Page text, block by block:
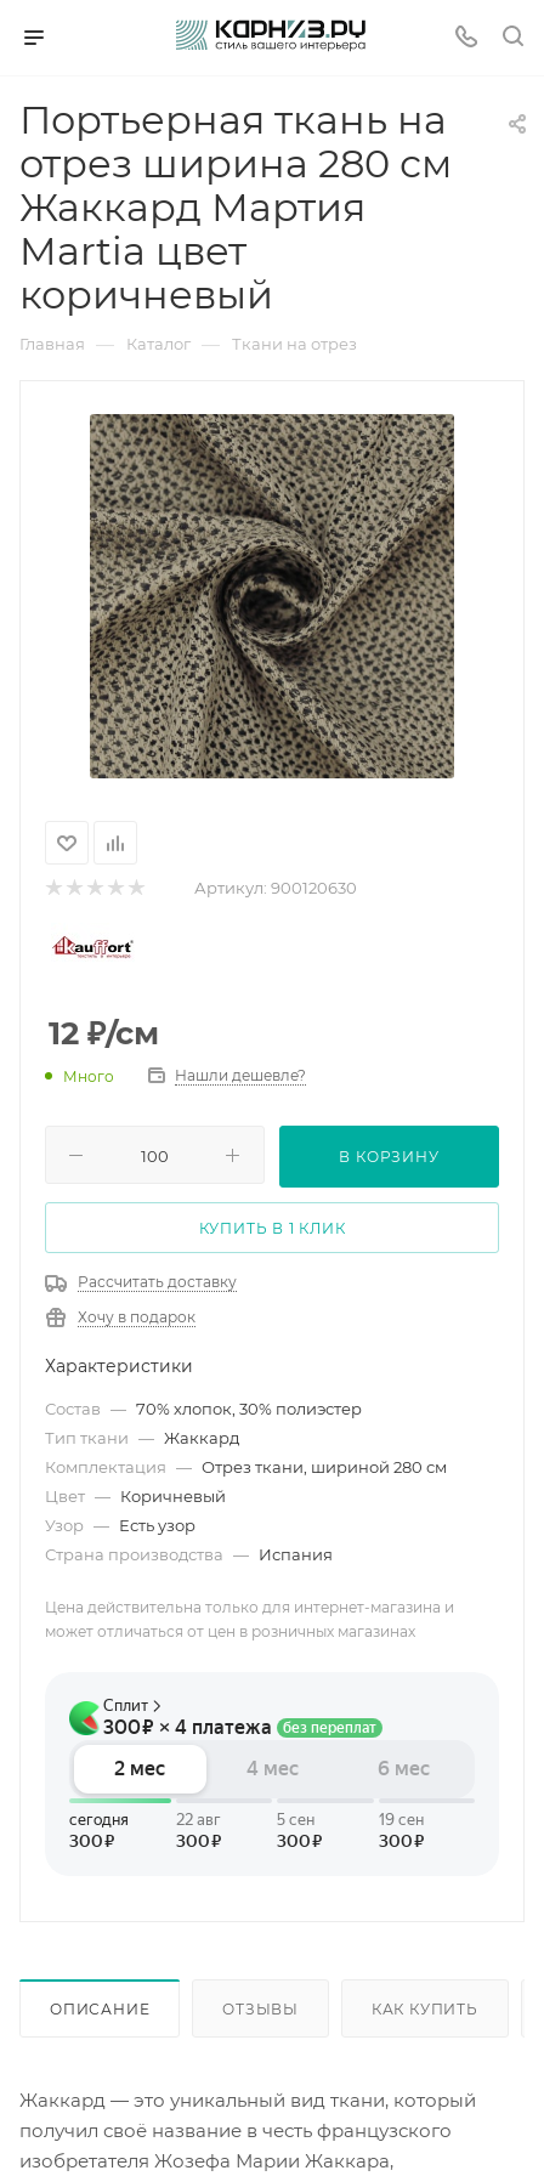
Портьерная ткань на
отрез ширина 280 см
Жаккард Мартия
Martia цвет
коричневый
Главная — Каталог — Ткани на отрез
Артикул: 900120630
12 ₽/см
Много Нашли дешевле?
В КОРЗИНУ
КУПИТЬ В 1 КЛИК
Рассчитать доставку
Хочу в подарок
Характеристики
Состав — 70% хлопок, 30% полиэстер
Тип ткани — Жаккард
Комплектация — Отрез ткани, шириной 280 см
Цвет — Коричневый
Узор — Есть узор
Страна производства — Испания
Цена действительна только для интернет-магазина и
может отличаться от цен в розничных магазинах
ОПИСАНИЕ ОТЗЫВЫ КАК КУПИТЬ
Жаккард — это уникальный вид ткани, который
получил своё название в честь французского
изобретателя Жозефа Марии Жаккара,